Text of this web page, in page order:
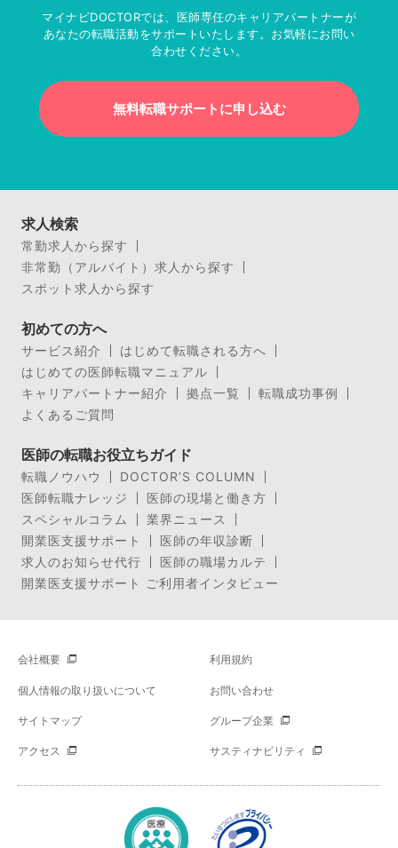
マイナビDOCTORでは、医師専任のキャリアパートナーが
あなたの転職活動をサポートいたします。お気軽にお問い
合わせください。
無料転職サポートに申し込む
求人検索
常勤求人から探す
非常勤（アルバイト）求人から探す
スポット求人から探す
初めての方へ
サービス紹介
はじめて転職される方へ
はじめての医師転職マニュアル
キャリアパートナー紹介
拠点一覧
転職成功事例
よくあるご質問
医師の転職お役立ちガイド
転職ノウハウ
DOCTOR’S COLUMN
医師転職ナレッジ
医師の現場と働き方
スペシャルコラム
業界ニュース
開業医支援サポート
医師の年収診断
求人のお知らせ代行
医師の職場カルテ
開業医支援サポート ご利用者インタビュー
会社概要 利用規約
個人情報の取り扱いについて お問い合わせ
サイトマップ グループ企業
アクセス サスティナビリティ